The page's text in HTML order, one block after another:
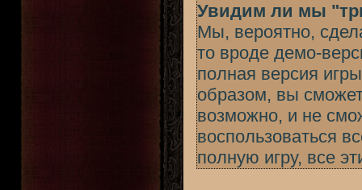
Увидим ли мы
Мы, вероятно,
то вроде демо-
полная версия
образом, вы
возможно, и не
воспользоваться
полную игру, все